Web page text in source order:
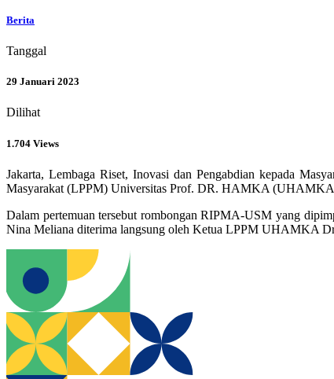
Berita
Tanggal
29 Januari 2023
Dilihat
1.704 Views
Jakarta, Lembaga Riset, Inovasi dan Pengabdian kepada
Masyarakat (LPPM) Universitas Prof. DR. HAMKA (UHAMKA)
Dalam pertemuan tersebut rombongan RIPMA-USM yang
Nina Meliana diterima langsung oleh Ketua LPPM UHAMKA